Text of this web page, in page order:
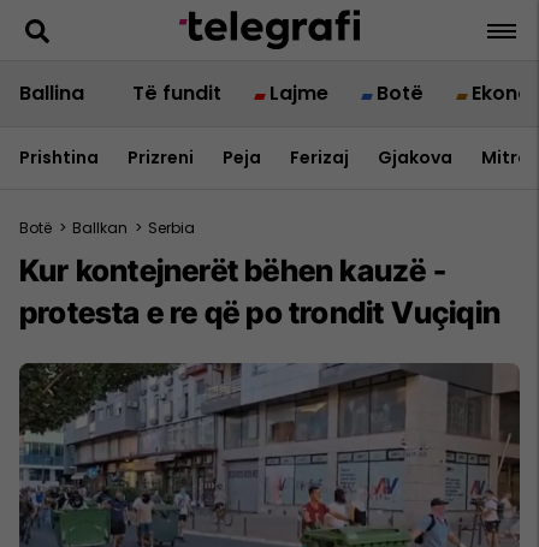
Ballina Të fundit Lajme Botë
Prishtina Prizreni Peja Ferizaj Gjakova
Botë > Ballkan > Serbia
Kur kontejnerët bëhen kauzë -
protesta e re që po trondit Vuçiqin